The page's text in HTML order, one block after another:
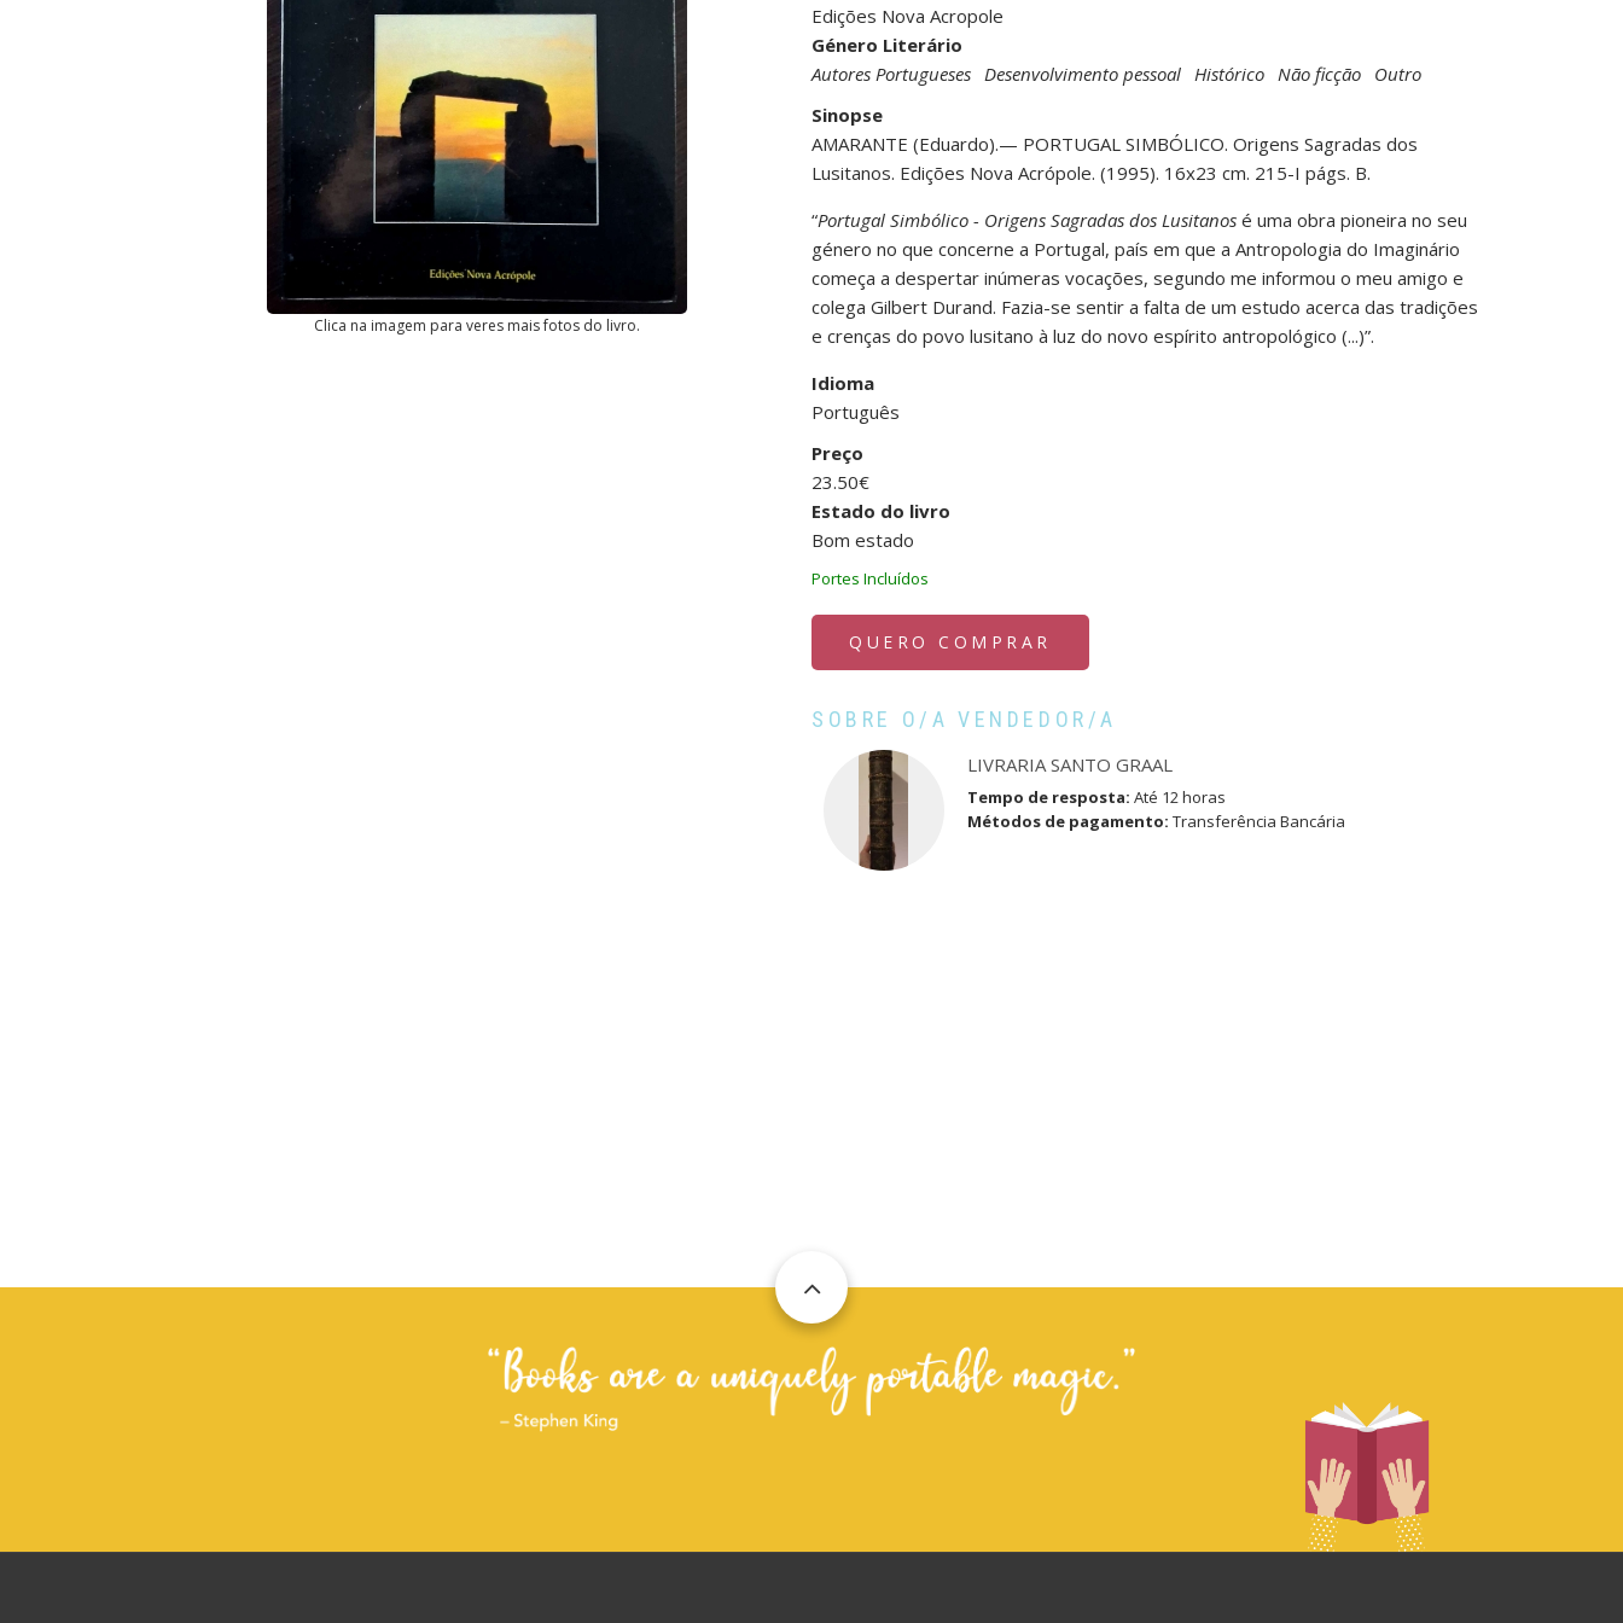
Clica na imagem para veres mais fotos do livro.
Edições Nova Acropole
Género Literário
Autores Portugueses Desenvolvimento pessoal Histórico Não ficção Outro
Sinopse
AMARANTE (Eduardo).— PORTUGAL SIMBÓLICO. Origens Sagradas dos
Lusitanos. Edições Nova Acrópole. (1995). 16x23 cm. 215-I págs. B.
“Portugal Simbólico - Origens Sagradas dos Lusitanos é uma obra pioneira no seu
género no que concerne a Portugal, país em que a Antropologia do Imaginário
começa a despertar inúmeras vocações, segundo me informou o meu amigo e
colega Gilbert Durand. Fazia-se sentir a falta de um estudo acerca das tradições
e crenças do povo lusitano à luz do novo espírito antropológico (...)”.
Idioma
Português
Preço
23.50€
Estado do livro
Bom estado
Portes Incluídos
QUERO COMPRAR
SOBRE O/A VENDEDOR/A
LIVRARIA SANTO GRAAL
Tempo de resposta: Até 12 horas
Métodos de pagamento: Transferência Bancária